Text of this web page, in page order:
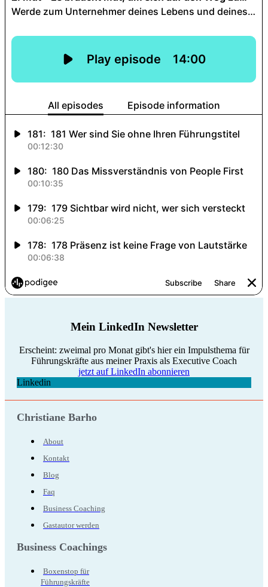
Mein LinkedIn Newsletter
Erscheint: zweimal pro Monat gibt's hier ein Impulsthema für
Führungskräfte aus meiner Praxis als Executive Coach
jetzt auf LinkedIn abonnieren
Linkedin
Christiane Barho
About
Kontakt
Blog
Faq
Business Coaching
Gastautor werden
Business Coachings
Boxenstop für
Führungskräfte